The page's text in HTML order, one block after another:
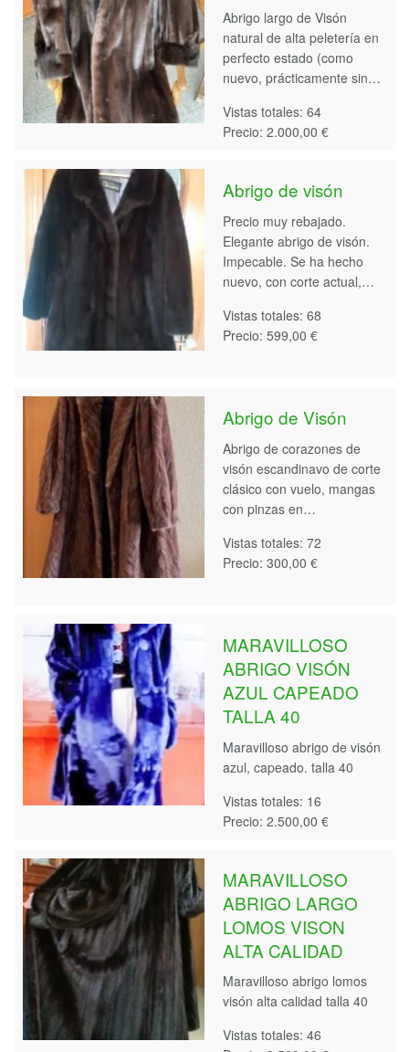
Abrigo largo de Visón
natural de alta peletería en
perfecto estado (como
nuevo, prácticamente sin…
Vistas totales: 64
Precio: 2.000,00 €
Abrigo de visón
Precio muy rebajado.
Elegante abrigo de visón.
Impecable. Se ha hecho
nuevo, con corte actual,…
Vistas totales: 68
Precio: 599,00 €
Abrigo de Visón
Abrigo de corazones de
visón escandinavo de corte
clásico con vuelo, mangas
con pinzas en…
Vistas totales: 72
Precio: 300,00 €
MARAVILLOSO
ABRIGO VISÓN
AZUL CAPEADO
TALLA 40
Maravilloso abrigo de visón
azul, capeado. talla 40
Vistas totales: 16
Precio: 2.500,00 €
MARAVILLOSO
ABRIGO LARGO
LOMOS VISON
ALTA CALIDAD
Maravilloso abrigo lomos
visón alta calidad talla 40
Vistas totales: 46